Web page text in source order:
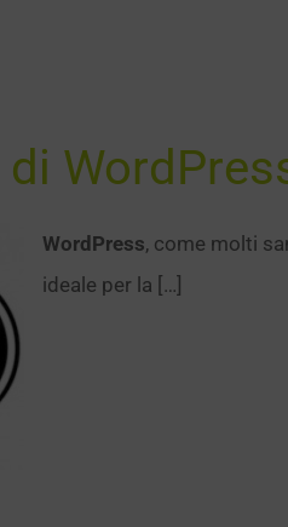
di
WordPress, come molti
ideale per la […]